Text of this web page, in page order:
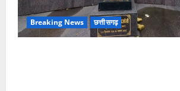
Breaking News छत्तीसगढ़